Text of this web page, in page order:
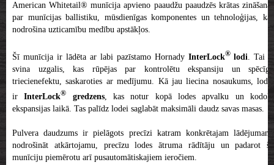
American Whitetail® munīcija apvieno paaudžu paaudzēs krātas zināšanas
par munīcijas ballistiku, mūsdienīgas komponentes un tehnoloģijas, kas
nodrošina uzticamību medību apstākļos.
Šī munīcija ir lādēta ar labi pazīstamo Hornady InterLock® lodi . Tai ir
svina uzgalis, kas rūpējas par kontrolētu ekspansiju un spēcīgu
triecienefektu, saskaroties ar medījumu. Kā jau liecina nosaukums, lodei
ir InterLock® gredzens, kas notur kopā lodes apvalku un kodolu
ekspansijas laikā. Tas palīdz lodei saglabāt maksimāli daudz savas masas.
Pulvera daudzums ir pielāgots precīzi katram konkrētajam lādējumam,
nodrošināt atkārtojamu, precīzu lodes ātruma rādītāju un padarot šo
munīciju piemērotu arī pusautomātiskajiem ieročiem.